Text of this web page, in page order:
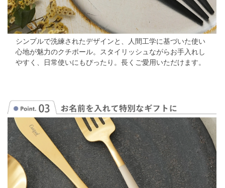
シンプルで洗練されたデザインと、人間工学に基づいた使い
心地が魅力のクチポール。
スタイリッシュながらお手入れし
やすく、日常使いにもぴったり。長くご愛用いただけます。